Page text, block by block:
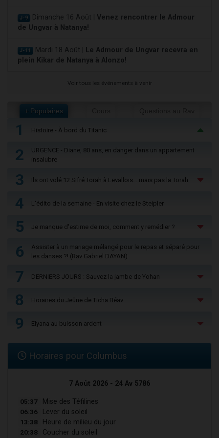
J-9 Dimanche 16 Août | Venez rencontrer le Admour
de Ungvar à Natanya!
J-11 Mardi 18 Août |
Le Admour de Ungvar recevra en
plein Kikar de Natanya à Alonzo!
Voir tous les événements à venir
+ Populaires
1 Histoire - À bord du Titanic
2
URGENCE - Diane, 80 ans, en danger dans un appartement
insalubre
3 Ils ont volé 12 Sifré Torah à Levallois… mais pas la Torah
4 L'édito de la semaine - En visite chez le Steipler
5 Je manque d'estime de moi, comment y remédier ?
6
Assister à un mariage mélangé pour le repas et séparé pour
les danses ?! (Rav Gabriel DAYAN)
7 DERNIERS JOURS : Sauvez la jambe de Yohan
8 Horaires du Jeûne de Ticha Béav
9 Elyana au buisson ardent
Horaires pour Columbus
7 Août 2026 - 24 Av 5786
05:37 Mise des Téfilines
06:36 Lever du soleil
13:38 Heure de milieu du jour
20:38 Coucher du soleil